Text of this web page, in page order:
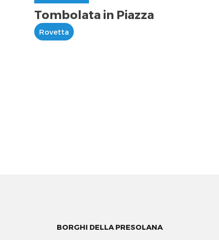
Tombolata in Piazza
Rovetta
BORGHI DELLA PRESOLANA